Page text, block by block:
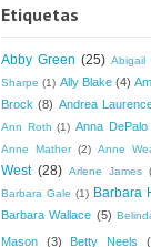
Etiquetas
Abby Green (25) Abigail
Sharpe (1) Ally Blake (4)
Brock (8) Andrea
Ann Roth (1) Anna DePalo
Anne Mather (2) Anne
West (28) Arlene James
Barbara Gale (1) Barbara
Barbara Wallace (5)
Mason
(3) Betty Neels